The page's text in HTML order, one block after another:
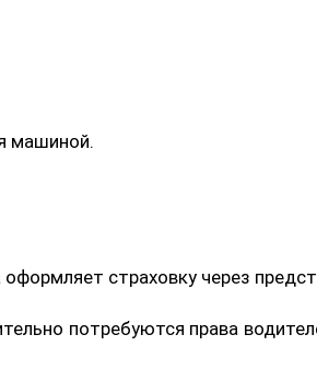
машиной.
страховку через
потребуются права